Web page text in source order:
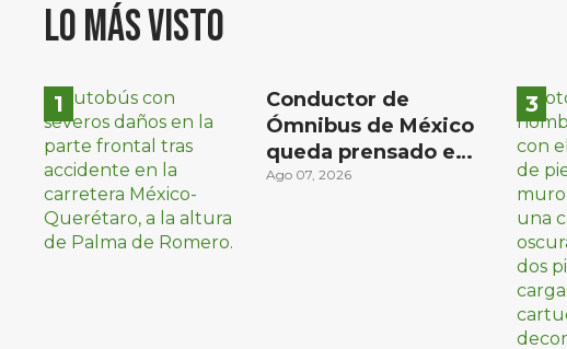
Lo más visto
Conductor de
Ómnibus de México
queda prensado en
choque con
Ago 07, 2026